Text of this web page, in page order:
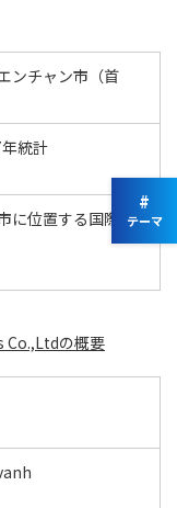
ンチャン市（首
統計
に位置する国際空
の概要
#
テーマ